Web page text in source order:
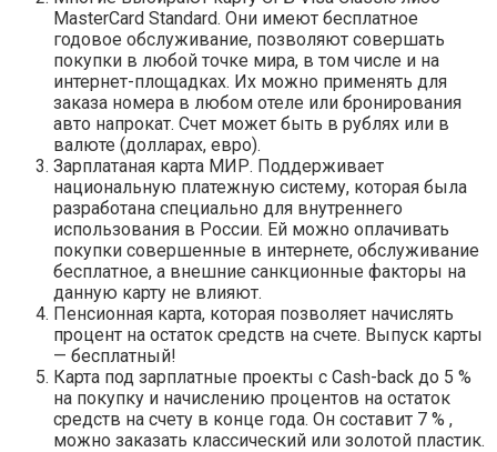
MasterCard Standard. Они имеют бесплатное
годовое обслуживание, позволяют совершать
покупки в любой точке мира, в том числе и на
интернет-площадках. Их можно применять для
заказа номера в любом отеле или бронирования
авто напрокат. Счет может быть в рублях или в
валюте (долларах, евро).
Зарплатаная карта МИР. Поддерживает
национальную платежную систему, которая была
разработана специально для внутреннего
использования в России. Ей можно оплачивать
покупки совершенные в интернете, обслуживание
бесплатное, а внешние санкционные факторы на
данную карту не влияют.
Пенсионная карта, которая позволяет начислять
процент на остаток средств на счете. Выпуск карты
— бесплатный!
Карта под зарплатные проекты с Сash-back до 5 %
на покупку и начислению процентов на остаток
средств на счету в конце года. Он составит 7 % ,
можно заказать классический или золотой пластик.